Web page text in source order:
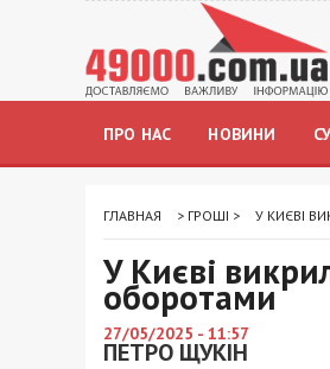
ПРО НАС НОВИНИ
ГЛАВНАЯ > ГРОШІ > У КИЄВІ
У Києві
оборотами
27/05/2025 - 11:57
ПЕТРО ЩУКІН